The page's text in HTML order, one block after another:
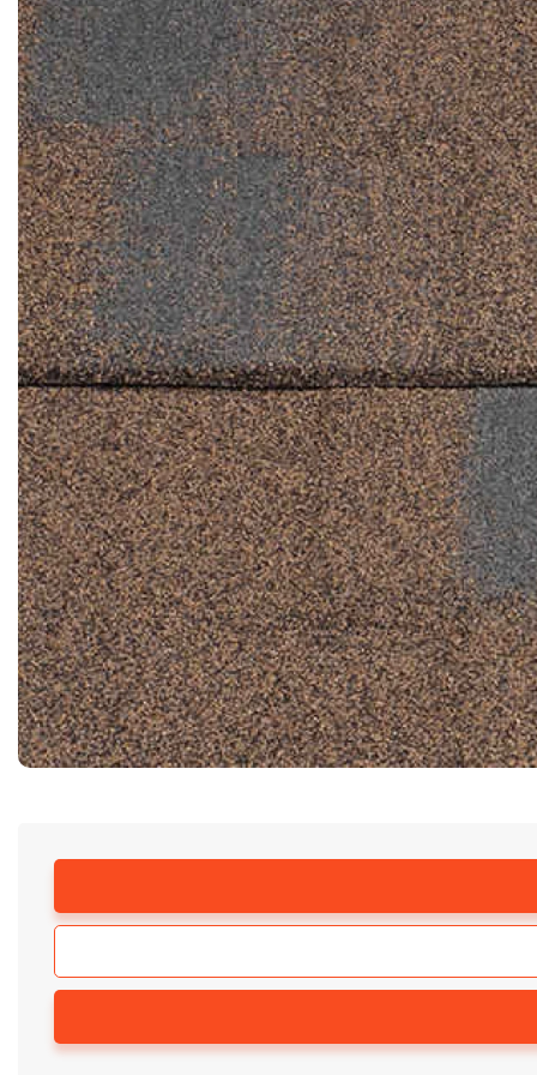
формовки
Клинкерная плитка
Ступени, крыльцо
Строительные
смеси